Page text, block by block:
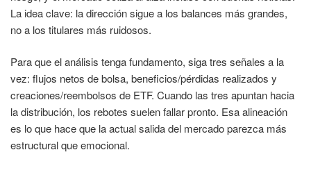
La idea clave: la dirección sigue a los balances más grandes,
no a los titulares más ruidosos.
Para que el análisis tenga fundamento, siga tres señales a la
vez: flujos netos de bolsa, beneficios/pérdidas realizados y
creaciones/reembolsos de ETF. Cuando las tres apuntan hacia
la distribución, los rebotes suelen fallar pronto. Esa alineación
es lo que hace que la actual salida del mercado parezca más
estructural que emocional.